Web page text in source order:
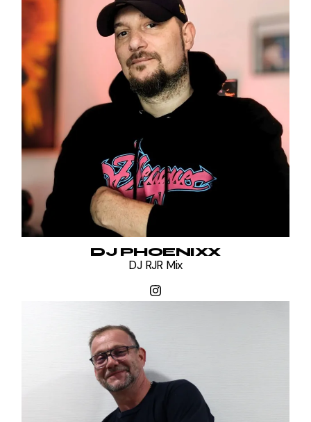
DJ PHOENIXX
DJ RJR Mix